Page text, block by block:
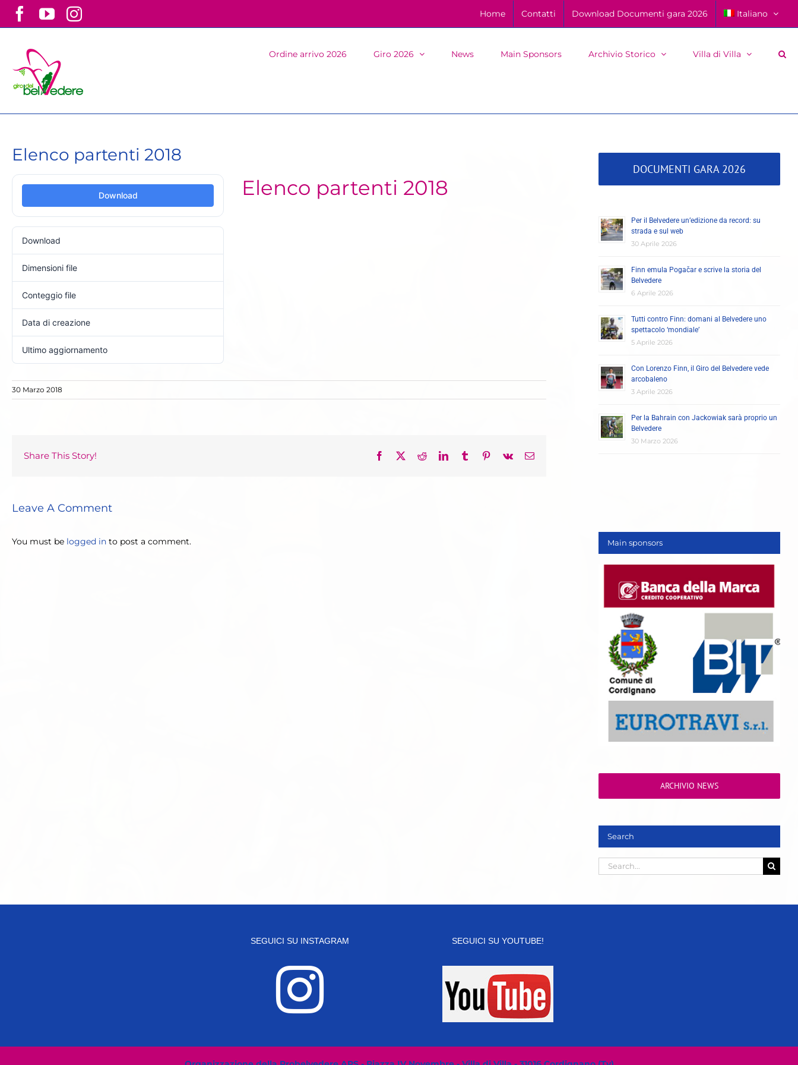
Facebook
YouTubeInstagram Home Contatti Download Documenti gara 2026 Italiano
Ordine arrivo 2026 Giro 2026 News Main Sponsors Archivio Storico Villa di Villa
Elenco partenti 2018
Download
Download
Dimensioni file
Conteggio file
Data di creazione
Ultimo aggiornamento
Elenco partenti 2018
30 Marzo 2018
Share This Story! Facebook
X RedditLinkedInTumblrPinterest
Vk Email
Leave A Comment
You must be logged in to post a comment.
DOCUMENTI GARA 2026
Per il Belvedere un’edizione da record: su
strada e sul web
30 Aprile 2026
Finn emula Pogačar e scrive la storia del
Belvedere
6 Aprile 2026
Tutti contro Finn: domani al Belvedere uno
spettacolo ‘mondiale’
5 Aprile 2026
Con Lorenzo Finn, il Giro del Belvedere vede
arcobaleno
3 Aprile 2026
Per la Bahrain con Jackowiak sarà proprio un
Belvedere
30 Marzo 2026
Main sponsors
ARCHIVIO NEWS
Search
Search
for:
SEGUICI SU INSTAGRAM SEGUICI SU YOUTUBE!